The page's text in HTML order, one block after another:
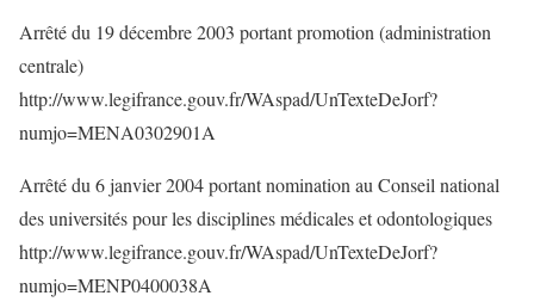
Arrêté du 19 décembre 2003 portant promotion (administration
centrale)
http://www.legifrance.gouv.fr/WAspad/UnTexteDeJorf?
numjo=MENA0302901A
Arrêté du 6 janvier 2004 portant nomination au Conseil national
des universités pour les disciplines médicales et odontologiques
http://www.legifrance.gouv.fr/WAspad/UnTexteDeJorf?
numjo=MENP0400038A